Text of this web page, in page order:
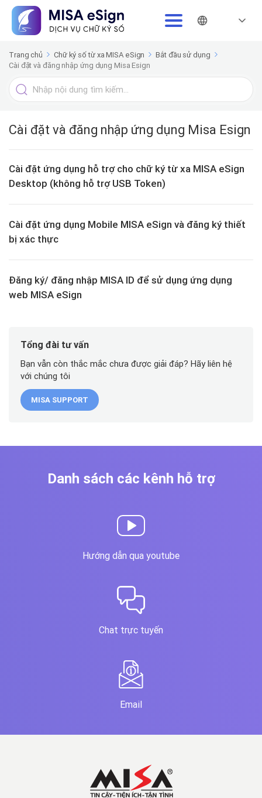
Trang chủ Chữ ký số từ xa MISA eSign
Bắt đầu sử dụng
Cài đặt và đăng nhập ứng dụng Misa Esign
Tìm
kiếm
Cài đặt và đăng nhập ứng dụng Misa Esign
Cài đặt ứng dụng hỗ trợ cho chữ ký từ xa MISA eSign
Desktop (không hỗ trợ USB Token)
Cài đặt ứng dụng Mobile MISA eSign và đăng ký thiết
bị xác thực
Đăng ký/ đăng nhập MISA ID để sử dụng ứng dụng
web MISA eSign
Tổng đài tư vấn
Bạn vẫn còn thắc mắc chưa được giải đáp? Hãy liên hệ
với chúng tôi
MISA SUPPORT
Danh sách các kênh hỗ trợ
Hướng dẫn qua youtube
Chat trực tuyến
Email